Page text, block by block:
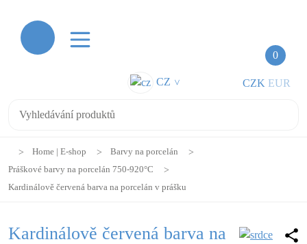
0
CZ > CZK EUR
Home | E-shop
Barvy na porcelán
Práškové barvy na porcelán 750-920°C
Kardinálově červená barva na porcelán v prášku
Kardinálově červená barva na